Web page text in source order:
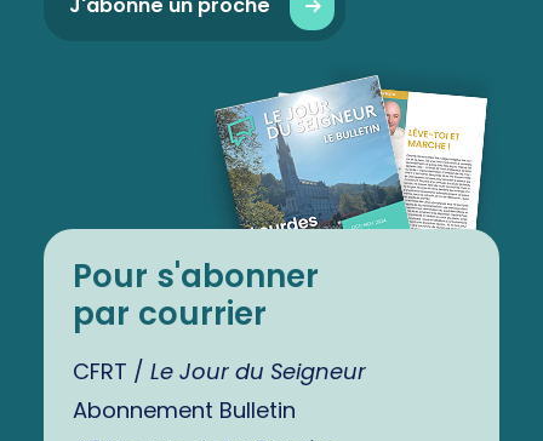
Pour s'abonner
par courrier
CFRT / Le Jour du Seigneur
Abonnement Bulletin